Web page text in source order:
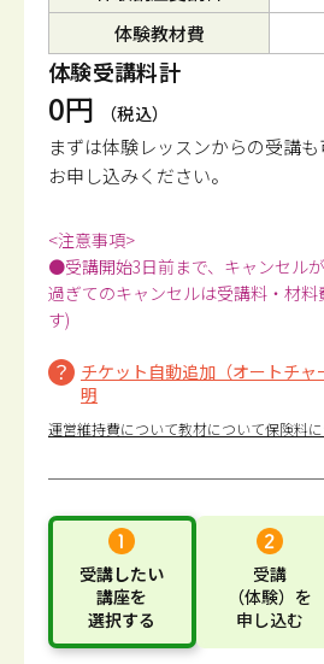
体験教材費
体験受講料計
0円 （税込）
まずは体験レッスンからの受講も
お申し込みください。
<注意事項>
●受講開始3日前まで、キャンセル
過ぎてのキャンセルは受講料・材
す)
チケット自動追加（オートチ
明
運営維持費について教材について保険料
受講したい
講座を
選択する
受講
（体験） を
申し込む